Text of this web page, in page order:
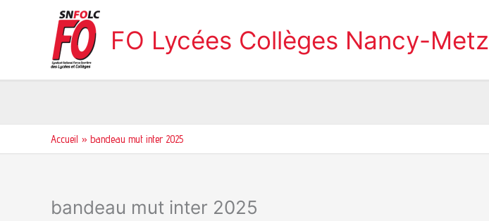
FO Lycées Collèges Nancy-Metz
Accueil bandeau mut inter 2025
bandeau mut inter 2025